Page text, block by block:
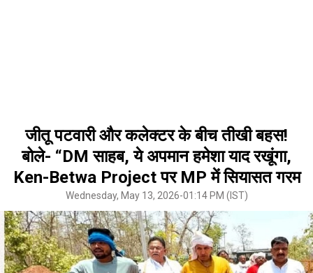
जीतू पटवारी और कलेक्टर के बीच तीखी बहस!
बोले- “DM साहब, ये अपमान हमेशा याद रखूंगा,
Ken-Betwa Project पर MP में सियासत गरम
Wednesday, May 13, 2026-01:14 PM (IST)